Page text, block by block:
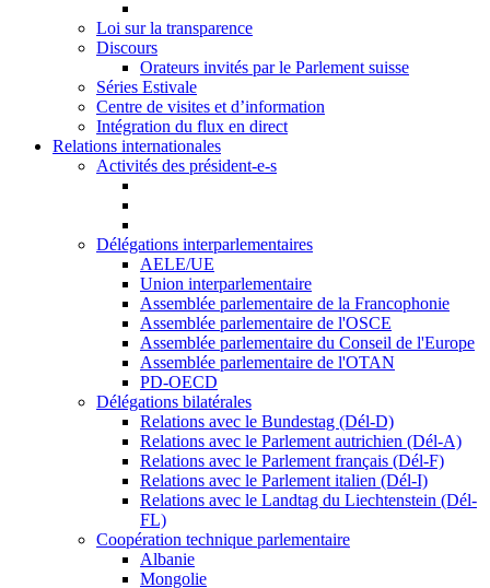
Loi sur la transparence
Discours
Orateurs invités par le Parlement suisse
Séries Estivale
Centre de visites et d’information
Intégration du flux en direct
Relations internationales
Activités des président-e-s
Délégations interparlementaires
AELE/UE
Union interparlementaire
Assemblée parlementaire de la Francophonie
Assemblée parlementaire de l'OSCE
Assemblée parlementaire du Conseil de l'Europe
Assemblée parlementaire de l'OTAN
PD-OECD
Délégations bilatérales
Relations avec le Bundestag (Dél-D)
Relations avec le Parlement autrichien (Dél-A)
Relations avec le Parlement français (Dél-F)
Relations avec le Parlement italien (Dél-I)
Relations avec le Landtag du Liechtenstein (Dél-
FL)
Coopération technique parlementaire
Albanie
Mongolie